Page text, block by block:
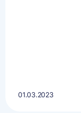
01.03.2023